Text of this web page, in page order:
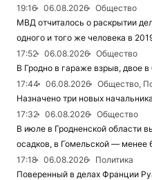
19:16
06.08.2026
Общество
МВД отчиталось о раскрытии
одного и того же человека в
17:52
06.08.2026
Общество
В Гродно в гараже взрыв, двое
17:44
06.08.2026
Общество,
Назначено три новых
17:32
06.08.2026
Общество
В июле в Гродненской области
осадков, в Гомельской — менее
17:18
06.08.2026
Политика
Поверенный в делах Франции